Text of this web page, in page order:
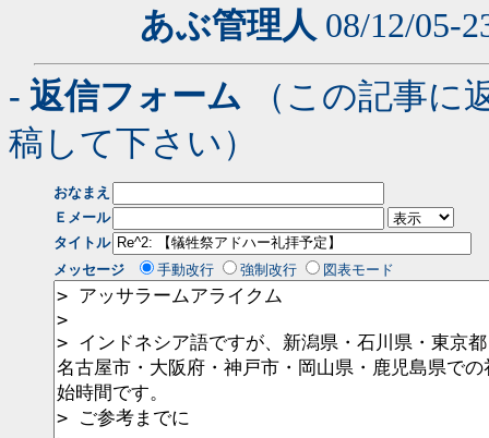
あぶ管理人 08/12/05-
- 返信フォーム （この記事に
稿して下さい）
おなまえ
Ｅメール
タイトル
メッセージ
手動改行 強制改行 図表モード